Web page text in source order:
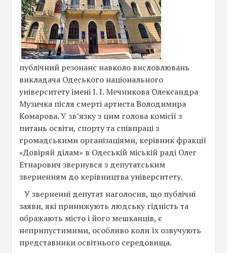
публічний резонанс навколо висловлювань
викладача Одеського національного
університету імені І. І. Мечникова Олександра
Музичка після смерті артиста Володимира
Комарова. У зв’язку з цим голова комісії з
питань освіти, спорту та співпраці з
громадськими організаціями, керівник фракції
«Довіряй ділам» в Одеській міській раді Олег
Етнарович звернувся з депутатським
зверненням до керівництва університету.
У зверненні депутат наголосив, що публічні
заяви, які принижують людську гідність та
ображають місто і його мешканців, є
неприпустимими, особливо коли їх озвучують
представники освітнього середовища.